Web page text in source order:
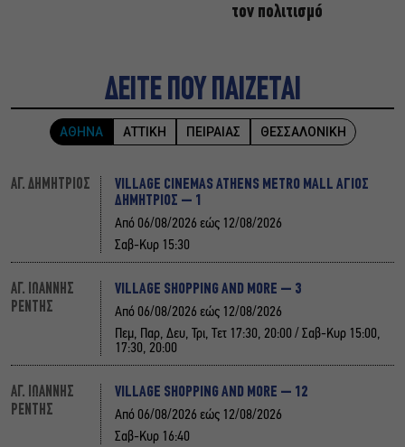
τον πολιτισμό
ΔΕΙΤΕ ΠΟΥ ΠΑΙΖΕΤΑΙ
ΑΘΗΝΑ ΑΤΤΙΚΗ ΠΕΙΡΑΙΑΣ ΘΕΣΣΑΛΟΝΙΚΗ
ΑΓ. ΔΗΜΗΤΡΙΟΣ
VILLAGE CINEMAS ATHENS METRO MALL ΑΓΙΟΣ
ΔΗΜΗΤΡΙΟΣ – 1
Από 06/08/2026 εώς 12/08/2026
Σαβ-Κυρ 15:30
ΑΓ. ΙΩΑΝΝΗΣ
ΡΕΝΤΗΣ
VILLAGE SHOPPING AND MORE – 3
Από 06/08/2026 εώς 12/08/2026
Πεμ, Παρ, Δευ, Τρι, Τετ 17:30, 20:00 / Σαβ-Κυρ 15:00,
17:30, 20:00
ΑΓ. ΙΩΑΝΝΗΣ
ΡΕΝΤΗΣ
VILLAGE SHOPPING AND MORE – 12
Από 06/08/2026 εώς 12/08/2026
Σαβ-Κυρ 16:40